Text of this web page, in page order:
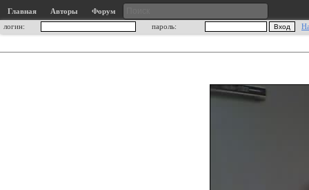
Главная Авторы
Форум
логин:
пароль: